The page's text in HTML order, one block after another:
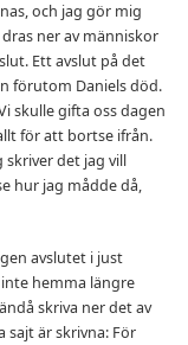
och jag gör mig
ner av människor
Ett avslut på det
förutom Daniels död.
skulle gifta oss dagen
för att bortse ifrån.
skriver det jag vill
hur jag mådde då,
avslutet i just
inte hemma längre
skriva ner det av
sajt är skrivna: För